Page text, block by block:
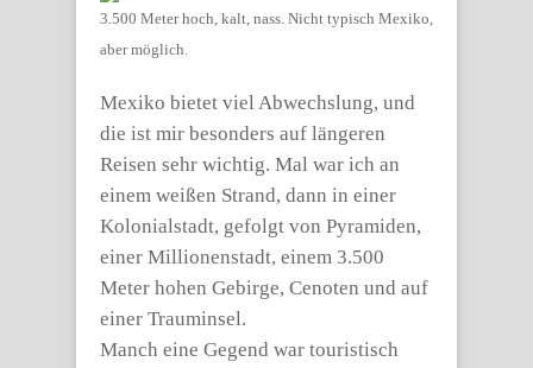
3.500 Meter hoch, kalt, nass. Nicht typisch Mexiko,
aber möglich.
Mexiko bietet viel Abwechslung, und
die ist mir besonders auf längeren
Reisen sehr wichtig. Mal war ich an
einem weißen Strand, dann in einer
Kolonialstadt, gefolgt von Pyramiden,
einer Millionenstadt, einem 3.500
Meter hohen Gebirge, Cenoten und auf
einer Trauminsel.
Manch eine Gegend war touristisch